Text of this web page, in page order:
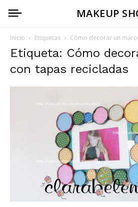
MAKEUP
Inicio Etiquetas Cómo decorar un
Etiqueta: Cómo
con tapas recicladas